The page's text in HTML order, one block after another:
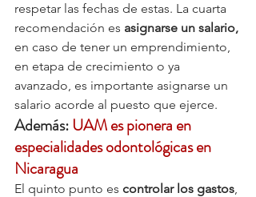
respetar las fechas de estas. La cuarta
recomendación es asignarse un salario,
en caso de tener un emprendimiento,
en etapa de crecimiento o ya
avanzado, es importante asignarse un
salario acorde al puesto que ejerce.
Además: UAM es pionera en
especialidades odontológicas en
Nicaragua
El quinto punto es controlar los gastos,